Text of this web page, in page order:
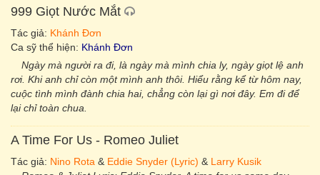
999 Giọt Nước Mắt
Tác giả: Khánh Đơn
Ca sỹ thể hiện: Khánh Đơn
Ngày mà người ra đi, là ngày mà mình chia ly, ngày giọt lệ anh
rơi. Khi anh chỉ còn một mình anh thôi. Hiểu rằng kể từ hôm nay,
cuộc tình mình đành chia hai, chẳng còn lại gì nơi đây. Em đi để
lại chỉ toàn chua.
A Time For Us - Romeo Juliet
Tác giả: Nino Rota & Eddie Snyder (Lyric) & Larry Kusik